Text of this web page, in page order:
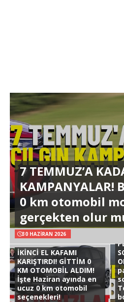
7 TEMMUZ’A
KAMPANYALAR!
0 km otomobil
gerçekten olur
30 HAZIRAN 2026
İKİNCİ EL KAFAMI
KARIŞTIRDI! GİTTİM 0
KM OTOMOBİL ALDIM!
İşte Haziran ayında en
ucuz 0 km otomobil
seçenekleri!